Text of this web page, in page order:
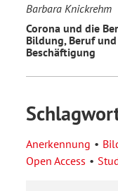
Barbara Knickrehm
Corona und die
Bildung, Beruf und
Beschäftigung
Anerkennung
Open Access